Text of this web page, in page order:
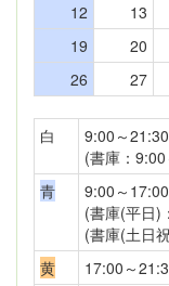
12
13
19
20
26
27
白
9:00～21:30
(書庫：
青
9:00～17:00
(書庫(平日)
(書庫(土日
黄
17:00～